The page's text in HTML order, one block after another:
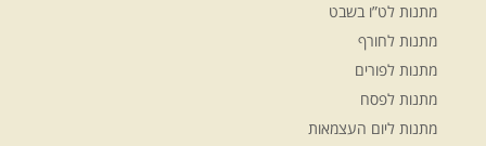
מתנות לט”ו בשבט
מתנות לחורף
מתנות לפורים
מתנות לפסח
מתנות ליום העצמאות